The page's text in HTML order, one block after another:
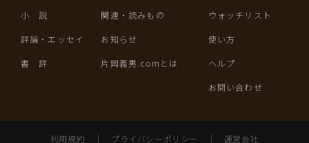
小 説
評論・エッセイ
書 評
関連・読みもの
お知らせ
片岡義男.comとは
ウォッチリスト
使い方
ヘルプ
お問い合わせ
利用規約 ｜ プライバシーポリシー ｜ 運営会社